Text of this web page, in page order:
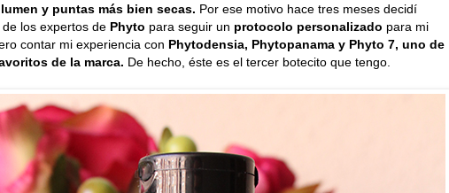
y puntas más bien secas. Por ese motivo hace tres meses decidí
los expertos de Phyto para seguir un protocolo personalizado para mi
contar mi experiencia con Phytodensia, Phytopanama y Phyto 7, uno de
de la marca. De hecho, éste es el tercer botecito que tengo.